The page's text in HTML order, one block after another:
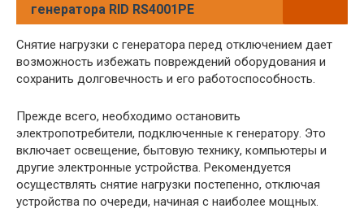
генератора RID RS4001PE
Снятие нагрузки с генератора перед отключением дает
возможность избежать повреждений оборудования и
сохранить долговечность и его работоспособность.
Прежде всего, необходимо остановить
электропотребители, подключенные к генератору. Это
включает освещение, бытовую технику, компьютеры и
другие электронные устройства. Рекомендуется
осуществлять снятие нагрузки постепенно, отключая
устройства по очереди, начиная с наиболее мощных.